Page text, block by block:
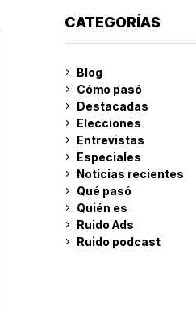
CATEGORÍAS
Blog
Cómo pasó
Destacadas
Elecciones
Entrevistas
Especiales
Noticias recientes
Qué pasó
Quién es
Ruido Ads
Ruido podcast